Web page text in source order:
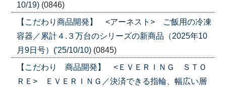
10/19) (0846)
【こだわり商品開発】 <アーネスト> ご飯用の冷凍
容器／累計４.３万台のシリーズの新商品（2025年10
月9日号）('25/10/10) (0845)
【こだわり 商品開発】 <ＥＶＥＲＩＮＧ ＳＴＯ
ＲＥ> ＥＶＥＲＩＮＧ／決済できる指輪、幅広い層